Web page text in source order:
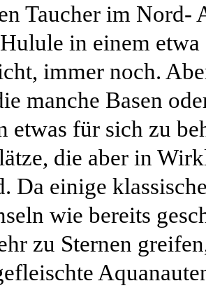
Taucher im Nord-
in einem
immer noch.
manche Basen
etwas für sich zu
die aber in
Da einige
wie bereits
zu Sternen